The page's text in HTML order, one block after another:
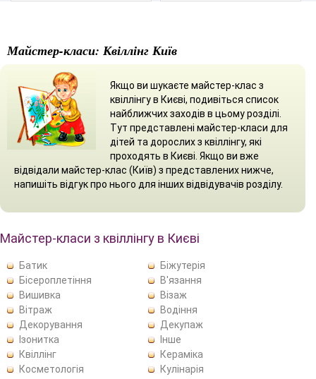
Майстер-класи: Квіллінг Київ
Якщо ви шукаєте майстер-клас з
квіллінгу в Києві, подивіться список
найближчих заходів в цьому розділі.
Тут представлені майстер-класи для
дітей та дорослих з квіллінгу, які
проходять в Києві. Якщо ви вже
відвідали майстер-клас (Київ) з представлених нижче,
напишіть відгук про нього для інших відвідувачів розділу.
Майстер-класи з квіллінгу в Києві
Батик
Біжутерія
Бісероплетіння
В'язання
Вишивка
Візаж
Вітраж
Водіння
Декорування
Декупаж
Ізонитка
Інше
Квіллінг
Кераміка
Косметологія
Кулінарія